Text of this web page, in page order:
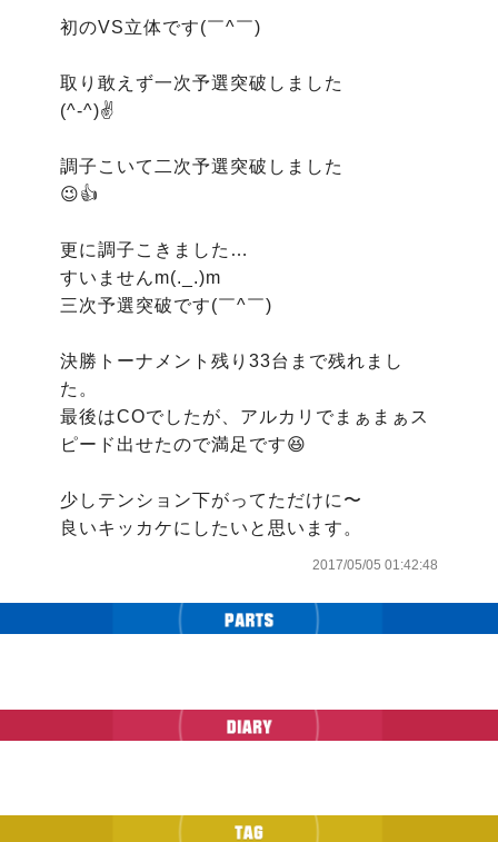
初のVS立体です(￣^￣)ゞ
取り敢えず一次予選突破しました
(^-^)✌️
調子こいて二次予選突破しました
😉👍
更に調子こきました…
すいませんm(._.)m
三次予選突破です(￣^￣)ゞ
決勝トーナメント残り33台まで残れまし
た。
最後はCOでしたが、アルカリでまぁまぁス
ピード出せたので満足です😆
少しテンション下がってただけに〜
良いキッカケにしたいと思います。
2017/05/05 01:42:48